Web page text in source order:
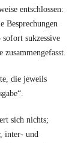
entschlossen:
Besprechungen
sukzessive
die jeweils
sich nichts;
inter- und